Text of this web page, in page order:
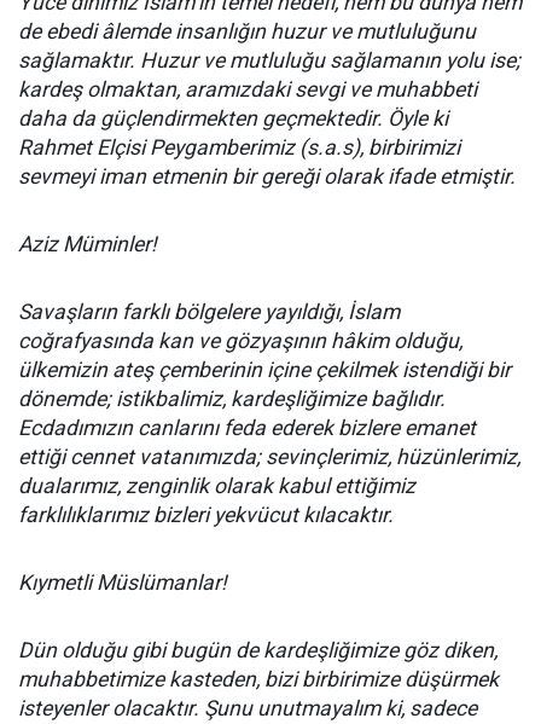
de ebedi âlemde insanlığın huzur ve mutluluğunu
sağlamaktır. Huzur ve mutluluğu sağlamanın yolu ise;
kardeş olmaktan, aramızdaki sevgi ve muhabbeti
daha da güçlendirmekten geçmektedir. Öyle ki
Rahmet Elçisi Peygamberimiz (s.a.s), birbirimizi
sevmeyi iman etmenin bir gereği olarak ifade etmiştir.
Aziz Müminler!
Savaşların farklı bölgelere yayıldığı, İslam
coğrafyasında kan ve gözyaşının hâkim olduğu,
ülkemizin ateş çemberinin içine çekilmek istendiği bir
dönemde; istikbalimiz, kardeşliğimize bağlıdır.
Ecdadımızın canlarını feda ederek bizlere emanet
ettiği cennet vatanımızda; sevinçlerimiz, hüzünlerimiz,
dualarımız, zenginlik olarak kabul ettiğimiz
farklılıklarımız bizleri yekvücut kılacaktır.
Kıymetli Müslümanlar!
Dün olduğu gibi bugün de kardeşliğimize göz diken,
muhabbetimize kasteden, bizi birbirimize düşürmek
isteyenler olacaktır. Şunu unutmayalım ki, sadece